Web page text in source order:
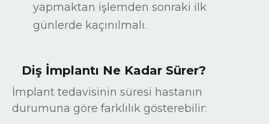
yapmaktan işlemden sonraki ilk
günlerde kaçınılmalı.
Diş İmplantı Ne Kadar Sürer?
İmplant tedavisinin süresi hastanın
durumuna göre farklılık gösterebilir: